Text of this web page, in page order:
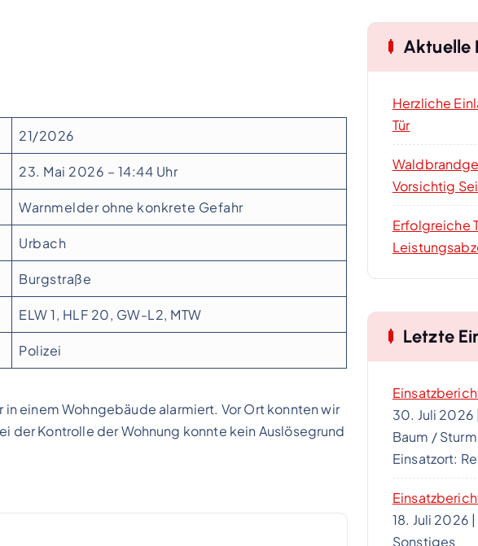
21/2026
23. Mai 2026 – 14:44 Uhr
Warnmelder ohne konkrete Gefahr
Urbach
Burgstraße
ELW 1, HLF 20, GW-L2, MTW
Polizei
einem Wohngebäude alarmiert. Vor Ort konnten wir
der Kontrolle der Wohnung konnte kein Auslösegrund
Aktuelle
Herzliche
Tür
Vorsichtig
Erfolgreiche
Letzte
30. Juli 2026
Baum /
Einsatzort:
18. Juli 2026 |
Sonstiges